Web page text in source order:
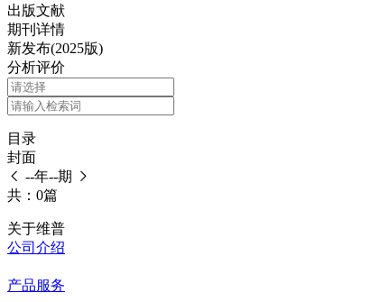
出版文献
期刊详情
新发布(2025版)
分析评价
目录
封面
--年--期
共：0篇
关于维普
公司介绍
产品服务